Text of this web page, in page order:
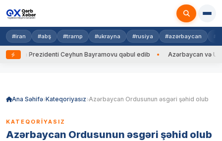
#iran #abş #tramp #ukrayna #rusiya #azərbaycan
Prezidenti Ceyhun Bayramovu qəbul edib Azərbaycan və
Ana Səhifə Kateqoriyasız Azərbaycan Ordusunun əsgəri şəhid olub
KATEQORIYASIZ
Azərbaycan Ordusunun əsgəri şəhid olub